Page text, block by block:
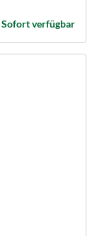
Sofort verfügbar